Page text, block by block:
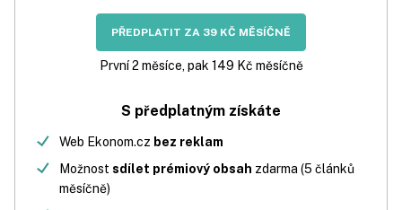
PŘEDPLATIT ZA 39 KČ MĚSÍČNĚ
První 2 měsíce, pak 149 Kč měsíčně
S předplatným získáte
Web Ekonom.cz bez reklam
Možnost sdílet prémiový obsah zdarma (5 článků
měsíčně)